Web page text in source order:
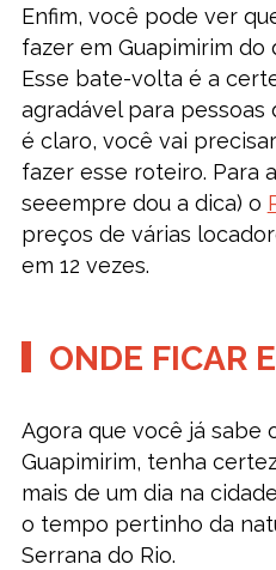
Enfim, você pode ver
fazer em Guapimirim do
Esse bate-volta é a
agradável para pessoas
é claro, você vai
fazer esse roteiro. Para
seeempre dou a dica) o
preços de várias
em 12 vezes.
ONDE FICAR
Agora que você já sabe
Guapimirim, tenha
mais de um dia na
o tempo pertinho da
Serrana do Rio.